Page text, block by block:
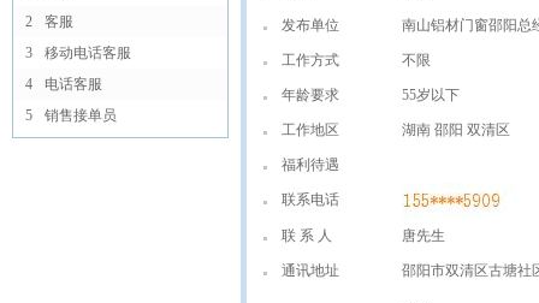
2
客服
3
移动电话客服
4
电话客服
5
销售接单员
发布单位 南山铝材门窗邵阳总
工作方式 不限
年龄要求 55岁以下
工作地区 湖南 邵阳 双清区
福利待遇
联系电话
联 系 人 唐先生
通讯地址 邵阳市双清区古塘社